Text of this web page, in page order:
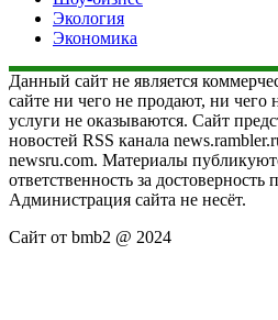
Экология
Экономика
Данный сайт не является
сайте ни чего не продают, ни чего
услуги не оказываются. Сайт
новостей RSS канала
newsru.com. Материалы
ответственность за
Администрация сайта не несёт.
Сайт от bmb2 @ 2024